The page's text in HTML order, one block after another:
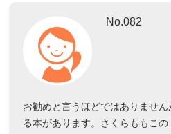
No.082
お勧めと言うほどではありませ
る本があります。さくらももこの